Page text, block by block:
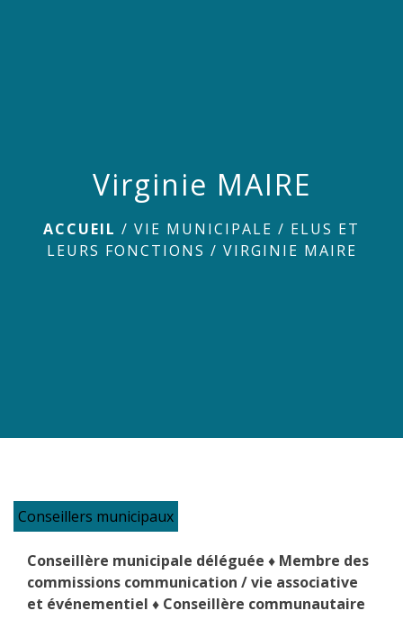
Virginie MAIRE
ACCUEIL / VIE MUNICIPALE / ELUS ET
LEURS FONCTIONS / VIRGINIE MAIRE
Conseillers municipaux
Conseillère municipale déléguée ♦ Membre des
commissions communication / vie associative
et événementiel ♦ Conseillère communautaire